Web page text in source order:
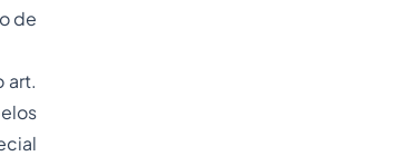
de
art.